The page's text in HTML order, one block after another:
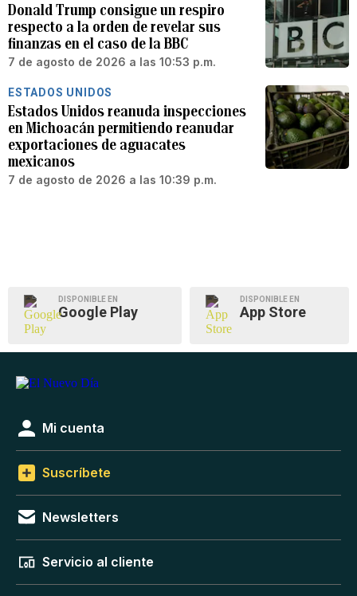
Donald Trump consigue un respiro
respecto a la orden de revelar sus
finanzas en el caso de la BBC
7 de agosto de 2026 a las 10:53 p.m.
ESTADOS UNIDOS
Estados Unidos reanuda inspecciones
en Michoacán permitiendo reanudar
exportaciones de aguacates
mexicanos
7 de agosto de 2026 a las 10:39 p.m.
DISPONIBLE EN
Google Play
DISPONIBLE EN
App Store
Mi cuenta
Suscríbete
Newsletters
Servicio al cliente